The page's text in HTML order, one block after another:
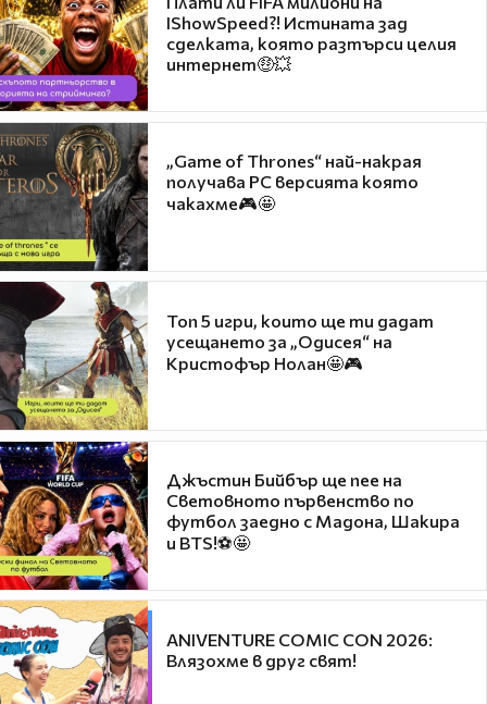
IShowSpeed?! Истината зад
сделката, която разтърси целия
интернет🤑💥
„Game of Thrones“ най-накрая
получава PC версията която
чакахме🎮🤩
Топ 5 игри, които ще ти дадат
усещането за „Одисея“ на
Кристофър Нолан🤩🎮
Джъстин Бийбър ще пее на
Световното първенство по
футбол заедно с Мадона, Шакира
и BTS!⚽🤩
ANIVENTURE COMIC CON 2026:
Влязохме в друг свят!